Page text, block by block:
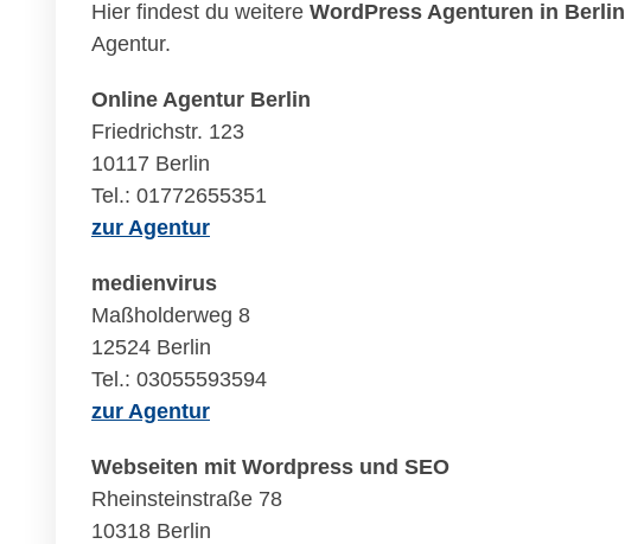
Hier findest du weitere WordPress Agenturen in Berlin
Agentur.
Online Agentur Berlin
Friedrichstr. 123
10117 Berlin
Tel.: 01772655351
zur Agentur
medienvirus
Maßholderweg 8
12524 Berlin
Tel.: 03055593594
zur Agentur
Webseiten mit Wordpress und SEO
Rheinsteinstraße 78
10318 Berlin